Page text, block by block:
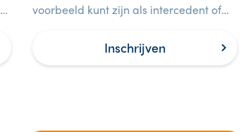
voorbeeld kunt zijn als intercedent of
het gebied van veiligheid.
Inschrijven